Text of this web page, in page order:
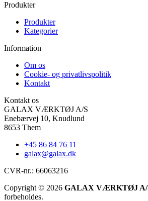
Produkter
Produkter
Kategorier
Information
Om os
Cookie- og privatlivspolitik
Kontakt
Kontakt os
GALAX VÆRKTØJ A/S
Enebærvej 10, Knudlund
8653 Them
+45 86 84 76 11
galax@galax.dk
CVR-nr.: 66063216
Copyright © 2026 GALAX VÆRKTØJ A/
forbeholdes.